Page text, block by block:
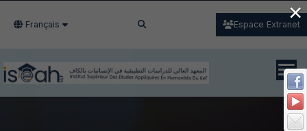
Français Espace Extranet
×